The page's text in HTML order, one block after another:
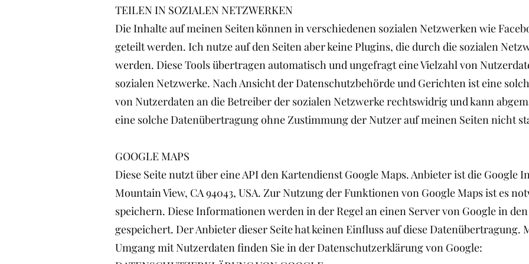
TEILEN IN SOZIALEN NETZWERKEN
Die Inhalte auf meinen Seiten können in verschiedenen sozialen Netzwerken wie
geteilt werden. Ich nutze auf den Seiten aber keine Plugins, die durch die sozialen
werden. Diese Tools übertragen automatisch und ungefragt eine Vielzahl von
sozialen Netzwerke. Nach Ansicht der Datenschutzbehörde und Gerichten ist eine
von Nutzerdaten an die Betreiber der sozialen Netzwerke rechtswidrig und kann
eine solche Datenübertragung ohne Zustimmung der Nutzer auf meinen Seiten nicht
GOOGLE MAPS
Diese Seite nutzt über eine API den Kartendienst Google Maps. Anbieter ist die Google
Mountain View, CA 94043, USA. Zur Nutzung der Funktionen von Google Maps ist es
speichern. Diese Informationen werden in der Regel an einen Server von Google in
gespeichert. Der Anbieter dieser Seite hat keinen Einfluss auf diese
Umgang mit Nutzerdaten finden Sie in der Datenschutzerklärung von Google: